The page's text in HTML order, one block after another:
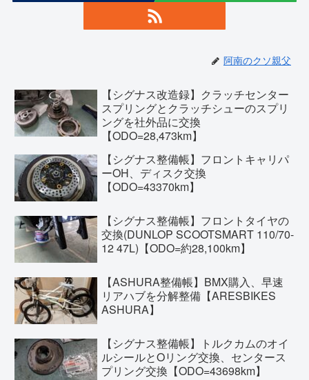
阿南のクソ親父
【シグナス改造録】クラッチセンター
スプリングとクラッチシューのスプリ
ングを社外品に交換
【ODO=28,473km】
【シグナス整備帳】フロントキャリパ
ーOH、ディスク交換
【ODO=43370km】
【シグナス整備帳】フロントタイヤの
交換(DUNLOP SCOOTSMART 110/70-
12 47L)【ODO=約28,100km】
【ASHURA整備帳】BMX購入、早速
リアハブを分解整備【ARESBIKES
ASHURA】
【シグナス整備帳】トルクカムのオイ
ルシールとOリング交換、センタース
プリング交換【ODO=43698km】